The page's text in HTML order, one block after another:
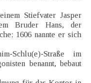
Stiefvater Jasper
Bruder Hans, der
1606 nannte er sich
Schlu(e)-Straße im
benannt, bebaut